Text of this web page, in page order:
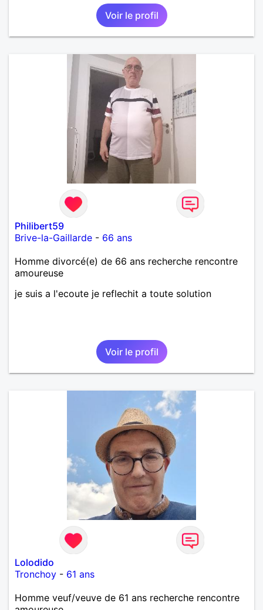
Voir le profil
Philibert59
Brive-la-Gaillarde - 66 ans
Homme divorcé(e) de 66 ans recherche rencontre
amoureuse
je suis a l'ecoute je reflechit a toute solution
Voir le profil
Lolodido
Tronchoy - 61 ans
Homme veuf/veuve de 61 ans recherche rencontre